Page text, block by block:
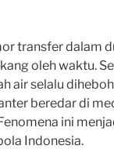
transfer dalam
oleh waktu.
air selalu
beredar di
ini
Indonesia.